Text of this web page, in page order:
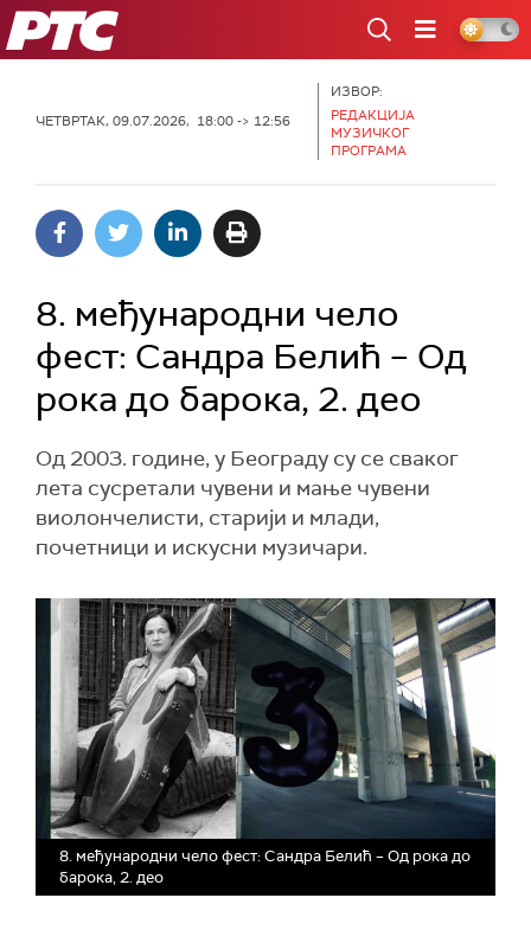
РТС
ЧЕТВРТАК, 09.07.2026, 18:00 -> 12:56
ИЗВОР:
РЕДАКЦИЈА
МУЗИЧКОГ
ПРОГРАМА
8. међународни чело
фест: Сандра Белић – Од
рока до барока, 2. део
Од 2003. године, у Београду су се сваког
лета сусретали чувени и мање чувени
виолончелисти, старији и млади,
почетници и искусни музичари.
8. међународни чело фест: Сандра Белић – Од рока до
барока, 2. део